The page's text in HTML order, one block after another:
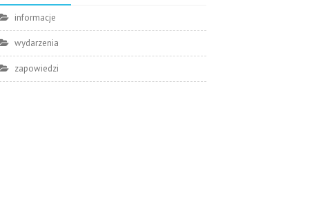
informacje
wydarzenia
zapowiedzi